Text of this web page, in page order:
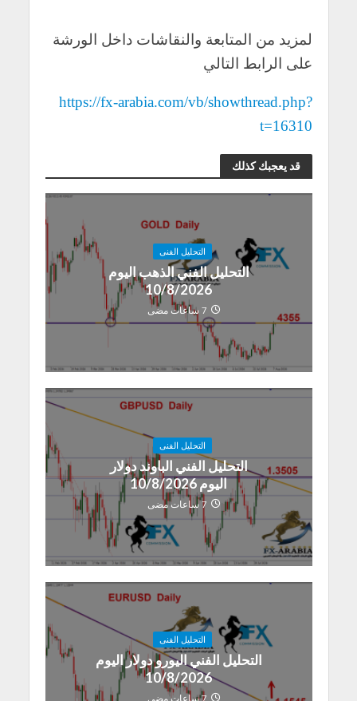
لمزيد من المتابعة والنقاشات داخل الورشة
على الرابط التالي
https://fx-arabia.com/vb/showthread.php?
t=16310
قد يعجبك كذلك
التحليل الفنى
التحليل الفني الذهب اليوم
10/8/2026
7 ساعات مضى
التحليل الفنى
التحليل الفني الباوند دولار
اليوم 10/8/2026
7 ساعات مضى
التحليل الفنى
التحليل الفني اليورو دولار اليوم
10/8/2026
7 ساعات مضى